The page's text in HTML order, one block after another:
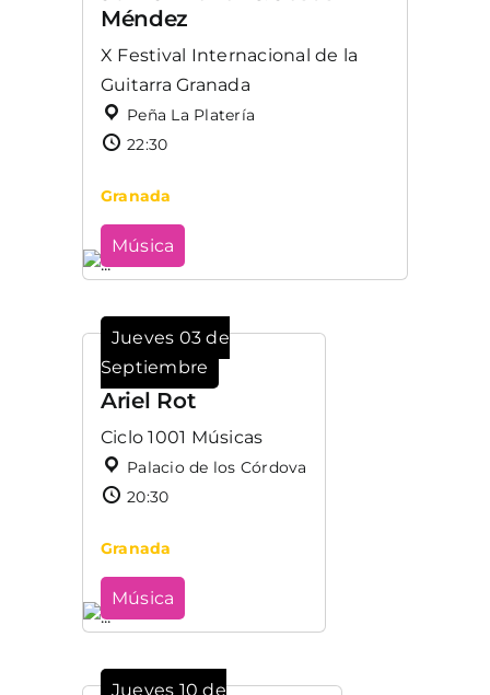
Méndez
X Festival Internacional de la
Guitarra Granada
Peña La Platería
22:30
Granada
Música
Jueves 03 de
Septiembre
Ariel Rot
Ciclo 1001 Músicas
Palacio de los Córdova
20:30
Granada
Música
Jueves 10 de